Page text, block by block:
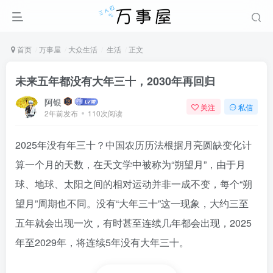
首页 万事屋 大众生活 生活 正文
未来五年都没有大年三十，2030年再回归
阿银
2年前发布 110次阅读
关注 私信
2025年没有年三十？中国农历历法根据月亮圆缺变化计
算一个月的天数，在天文学中被称为“朔望月”，由于月
球、地球、太阳之间的相对运动并非一成不变，每个“朔
望月”周期也不同。没有“大年三十”这一现象，大约三至
五年就会出现一次，有时甚至连续几年都会出现，2025
年至2029年，将连续5年没有大年三十。